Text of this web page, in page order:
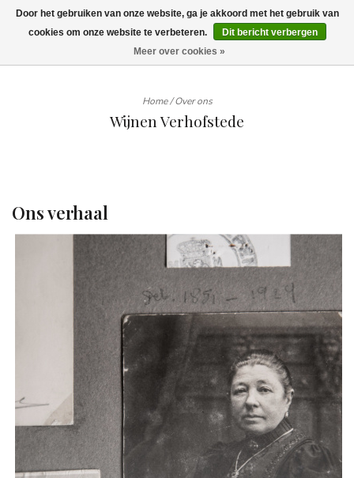
Wij leveren tot aan uw deur. Afhalen is mogelijk.
Home/Over ons
Wijnen Verhofstede
Ons verhaal
Door het gebruiken van onze website, ga je akkoord met het gebruik van
cookies om onze website te verbeteren.
Dit bericht verbergen
Meer over cookies »